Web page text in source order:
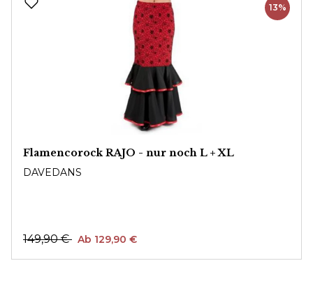
13%
Flamencorock RAJO - nur noch L + XL
DAVEDANS
149,90 € Ab 129,90 €